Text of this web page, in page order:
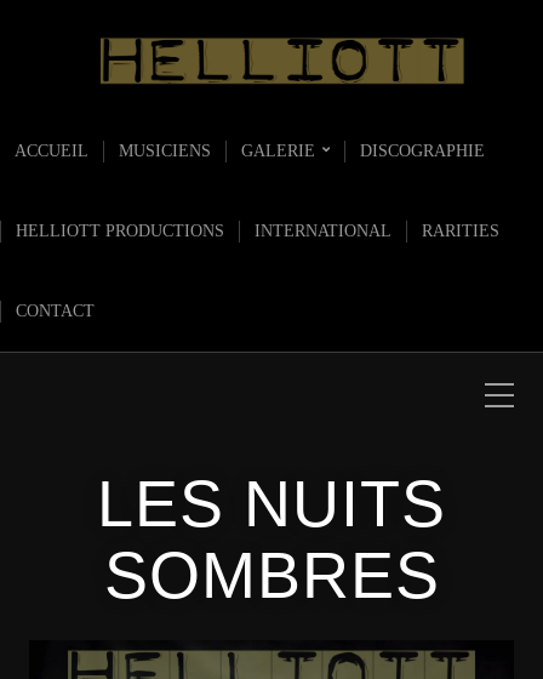
ACCUEIL MUSICIENS GALERIE DISCOGRAPHIE
HELLIOTT PRODUCTIONS INTERNATIONAL RARITIES
CONTACT
LES NUITS
SOMBRES